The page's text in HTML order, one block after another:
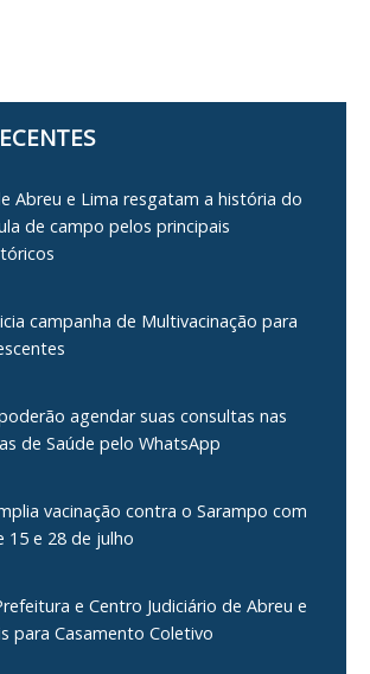
Abreu e Lima resgatam a história do
de campo pelos principais
campanha de Multivacinação para
agendar suas consultas nas
de Saúde pelo WhatsApp
vacinação contra o Sarampo com
15 e 28 de julho
e Centro Judiciário de Abreu e
para Casamento Coletivo